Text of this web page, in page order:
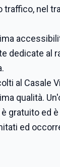
traffico, nel
dedicate al
al Casale
qualità.
gratuito ed
ed